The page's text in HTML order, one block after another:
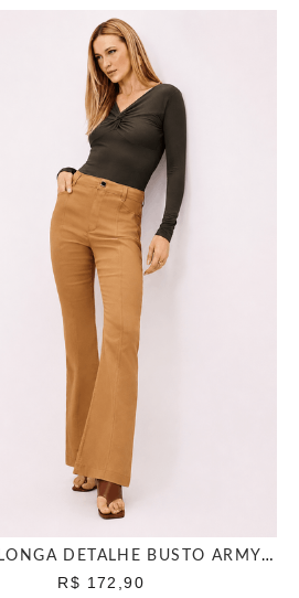
MANGA LONGA DETALHE BUSTO ARMY GREEN
R$ 172,90